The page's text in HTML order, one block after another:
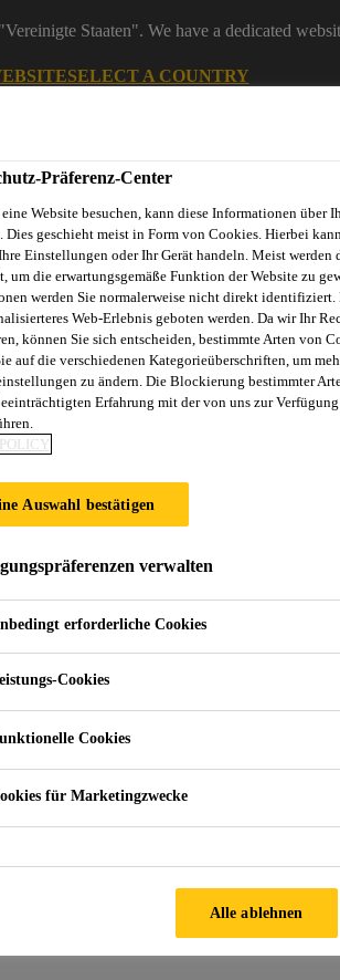
Staaten". We have a dedicated
SELECT A COUNTRY
Kontaktieren Sie
Präferenz-Center
Website besuchen, kann diese Informationen über
Dies geschieht meist in Form von Cookies. Hierbei
Einstellungen oder Ihr Gerät handeln. Meist werden
um die erwartungsgemäße Funktion der Website zu
werden Sie normalerweise nicht direkt identifiziert.
Web-Erlebnis geboten werden. Da wir Ihr
können Sie sich entscheiden, bestimmte Arten von
auf die verschiedenen Kategorieüberschriften, um
zu ändern. Die Blockierung bestimmter
Erfahrung mit der von uns zur
Auswahl bestätigen
verwalten
erforderliche Cookies
Cookies
Cookies
für Marketingzwecke
Alle ablehnen